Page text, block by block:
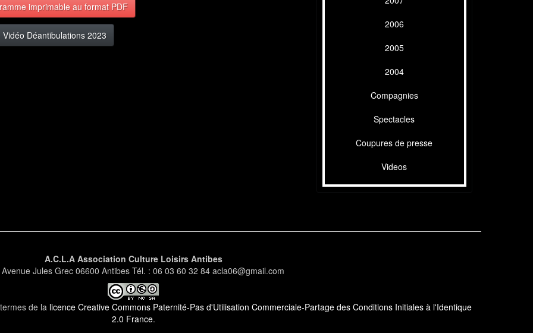
imprimable au format PDF
Vidéo Déantibulations 2023
2006
2005
2004
Compagnies
Spectacles
Coupures de presse
Videos
A.C.L.A Association Culture Loisirs Antibes
Jules Grec 06600 Antibes Tél. : 06 03 60 32 84 acla06@gmail.com
de la licence Creative Commons Paternité-Pas d'Utilisation Commerciale-Partage des Conditions Initiales à l'Identique
2.0 France.